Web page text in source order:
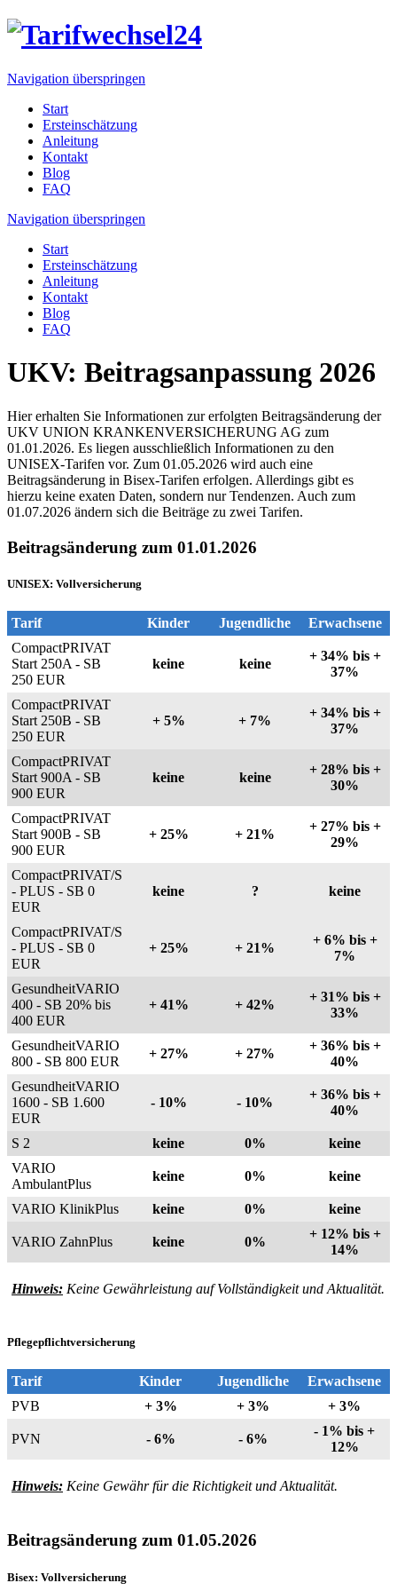
Navigation überspringen
Start
Ersteinschätzung
Anleitung
Kontakt
Blog
FAQ
Navigation überspringen
Start
Ersteinschätzung
Anleitung
Kontakt
Blog
FAQ
UKV: Beitragsanpassung 2026
Hier erhalten Sie Informationen zur erfolgten Beitragsänderung der
UKV UNION KRANKENVERSICHERUNG AG zum
01.01.2026. Es liegen ausschließlich Informationen zu den
UNISEX-Tarifen vor. Zum 01.05.2026 wird auch eine
Beitragsänderung in Bisex-Tarifen erfolgen. Allerdings gibt es
hierzu keine exaten Daten, sondern nur Tendenzen. Auch zum
01.07.2026 ändern sich die Beiträge zu zwei Tarifen.
Beitragsänderung zum 01.01.2026
UNISEX: Vollversicherung
Tarif Kinder Jugendliche
Erwachsene
CompactPRIVAT
Start 250A - SB
250 EUR
keine keine
+ 34% bis +
37%
CompactPRIVAT
Start 250B - SB
250 EUR
+ 5% + 7%
+ 34% bis +
37%
CompactPRIVAT
Start 900A - SB
900 EUR
keine keine
+ 28% bis +
30%
CompactPRIVAT
Start 900B - SB
900 EUR
+ 25% + 21%
+ 27% bis +
29%
CompactPRIVAT/S
- PLUS - SB 0
EUR
keine ? keine
CompactPRIVAT/S
- PLUS - SB 0
EUR
+ 25% + 21%
+ 6% bis +
7%
GesundheitVARIO
400 - SB 20% bis
400 EUR
+ 41% + 42%
+ 31% bis +
33%
GesundheitVARIO
800 - SB 800 EUR
+ 27% + 27%
+ 36% bis +
40%
GesundheitVARIO
1600 - SB 1.600
EUR
- 10% - 10%
+ 36% bis +
40%
S 2 keine 0%
keine
VARIO
AmbulantPlus
keine 0% keine
VARIO KlinikPlus keine 0% keine
VARIO ZahnPlus keine 0%
+ 12% bis +
14%
Hinweis: Keine Gewährleistung auf Vollständigkeit und Aktualität.
Pflegepflichtversicherung
Tarif Kinder Jugendliche
Erwachsene
PVB
+ 3% + 3% + 3%
PVN - 6% - 6%
- 1% bis +
12%
Hinweis: Keine Gewähr für die Richtigkeit und Aktualität.
Beitragsänderung zum 01.05.2026
Bisex: Vollversicherung